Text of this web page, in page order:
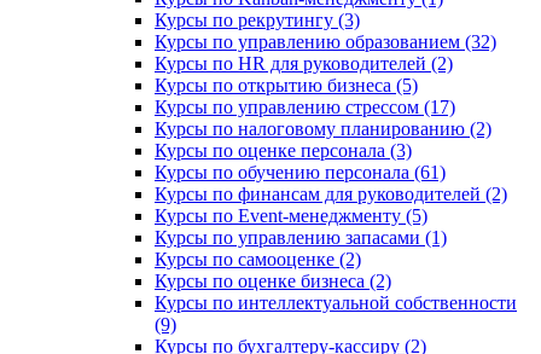
Курсы по рекрутингу (3)
Курсы по управлению образованием (32)
Курсы по HR для руководителей (2)
Курсы по открытию бизнеса (5)
Курсы по управлению стрессом (17)
Курсы по налоговому планированию (2)
Курсы по оценке персонала (3)
Курсы по обучению персонала (61)
Курсы по финансам для руководителей (2)
Курсы по Event-менеджменту (5)
Курсы по управлению запасами (1)
Курсы по самооценке (2)
Курсы по оценке бизнеса (2)
Курсы по интеллектуальной собственности
(9)
Курсы по бухгалтеру-кассиру (2)